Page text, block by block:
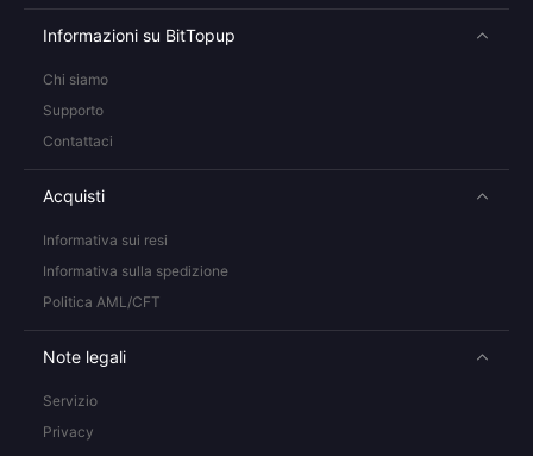
Informazioni su BitTopup
Chi siamo
Supporto
Contattaci
Acquisti
Informativa sui resi
Informativa sulla spedizione
Politica AML/CFT
Note legali
Servizio
Privacy